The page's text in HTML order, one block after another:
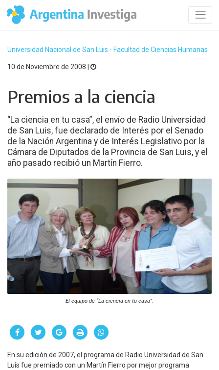
Universidad Nacional de San Luis - Facultad de Ciencias Humanas
10 de Noviembre de 2008 |
Premios a la ciencia
“La ciencia en tu casa”, el envío de Radio Universidad
de San Luis, fue declarado de Interés por el Senado
de la Nación Argentina y de Interés Legislativo por la
Cámara de Diputados de la Provincia de San Luis, y el
año pasado recibió un Martín Fierro.
El equipo de “La ciencia en tu casa”.
En su edición de 2007, el programa de Radio Universidad de San
Luis fue premiado con un Martín Fierro por mejor programa